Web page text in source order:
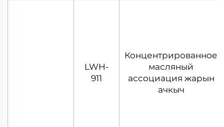
LWH-
911
Концентрированное
масляный
ассоциация жарын
ачкыч